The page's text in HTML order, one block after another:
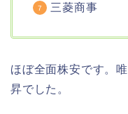
三菱商事
ほぼ全面株安です。
昇でした。